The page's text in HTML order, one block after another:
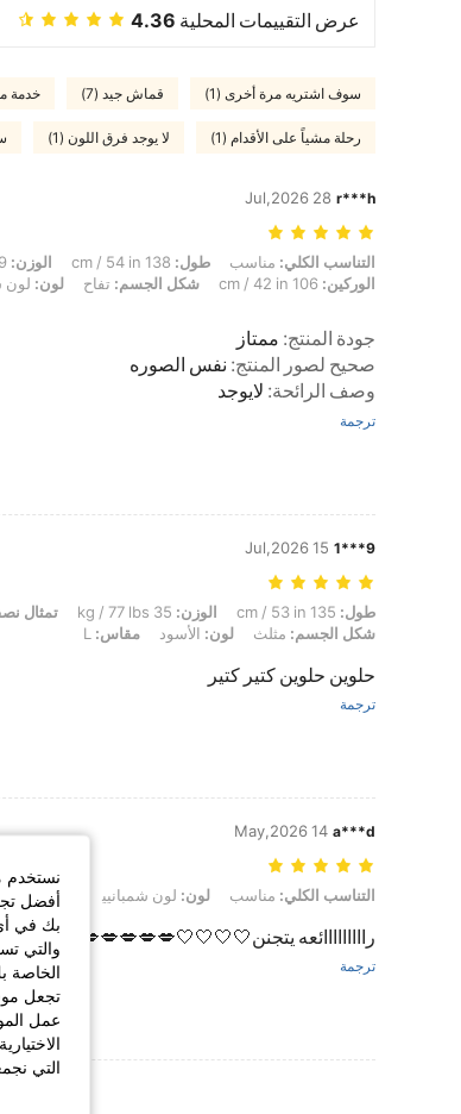
عرض التقييمات المحلية 4.36
سوف اشتريه مرة أخرى (1) قماش جيد (7) خدمة
رحلة مشياً على الأقدام (1) لا يوجد فرق اللون (1)
r***h
28 Jul,2026
التناسب الكلي: مناسب, طول: 138 cm / 54 in, الوزن: 69 kg / 152 lbs, تمثال نصفي: 93 cm / 37 in, الخصر: 77 cm / 30 in, الوركين: 106 cm / 42 in, شكل الجسم: تفاح, لون: لون شمبانيي, مقاس: L
التناسب الكلي: مناسب طول: الوزن:
الوركين:
شكل الجسم: تفاح لون: لون
جودة المنتج: ممتاز
صحيح لصور المنتج: نفس الصوره
وصف الرائحة: لايوجد
ترجمة
9***1
15 Jul,2026
طول: 135 cm / 53 in, الوزن: 35 kg / 77 lbs, تمثال نصفي: 70 cm / 28 in, الخصر: 55 cm / 22 in, الوركين: 80 cm / 31 in, شكل الجسم: مثلث, لون: الأسود, مقاس: L
طول: الوزن: تمثال
شكل الجسم: مثلث لون: الأسود مقاس:
حلوين حلوين كتير كتير
ترجمة
a***d
14 May,2026
التناسب الكلي: مناسب, لون: لون شمبانيي, مقاس: XL
التناسب الكلي: مناسب لون: لون شمبانيي مقاس:
رااااااااائعه يتجنن🤍🤍🤍🤍💋💋💋💋💋🌹🌹🌹🌹
ترجمة
نستخدم
أفضل
بك في
والتي
تجعل
عمل
التي